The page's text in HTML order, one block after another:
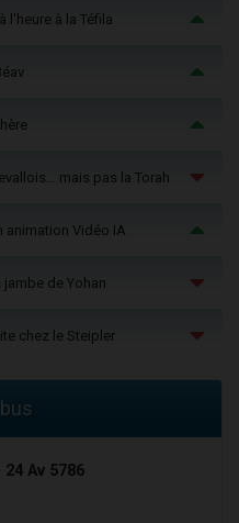
l'heure à la Téfila
mais pas la Torah
animation Vidéo IA
jambe de Yohan
chez le Steipler
Av 5786